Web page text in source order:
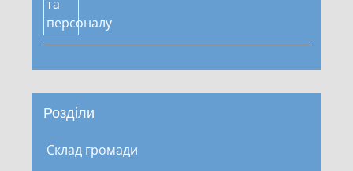
Розділи
Склад громади